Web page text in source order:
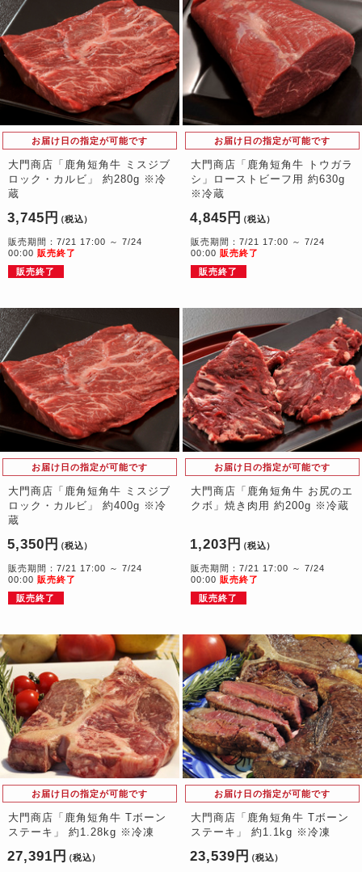
お届け日の指定が可能です
大門商店「鹿角短角牛 ミスジブ
ロック・カルビ」 約280g ※冷
蔵
3,745円 （税込）
販売期間：7/21 17:00 ～ 7/24
00:00 販売終了
販売終了
お届け日の指定が可能です
大門商店「鹿角短角牛 トウガラ
シ」ローストビーフ用 約630g
※冷蔵
4,845円 （税込）
販売期間：7/21 17:00 ～ 7/24
00:00 販売終了
販売終了
お届け日の指定が可能です
大門商店「鹿角短角牛 ミスジブ
ロック・カルビ」 約400g ※冷
蔵
5,350円 （税込）
販売期間：7/21 17:00 ～ 7/24
00:00 販売終了
販売終了
お届け日の指定が可能です
大門商店「鹿角短角牛 お尻のエ
クボ」焼き肉用 約200g ※冷蔵
1,203円 （税込）
販売期間：7/21 17:00 ～ 7/24
00:00 販売終了
販売終了
お届け日の指定が可能です
大門商店「鹿角短角牛 Tボーン
ステーキ」 約1.28kg ※冷凍
27,391円 （税込）
お届け日の指定が可能です
大門商店「鹿角短角牛 Tボーン
ステーキ」 約1.1kg ※冷凍
23,539円 （税込）